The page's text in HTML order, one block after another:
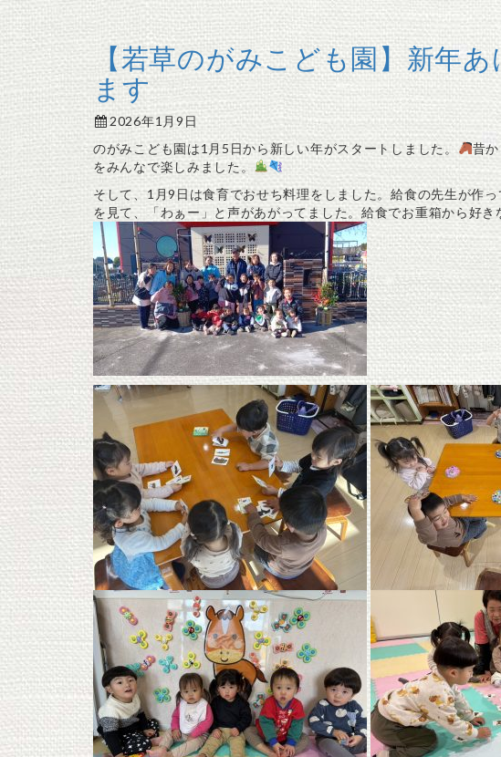
【若草のがみこども園】新年
ます
2026年1月9日
のがみこども園は1月5日から新しい年がスタートしました。
昔
をみんなで楽しみました。
そして、1月9日は食育でおせち料理をしました。給食の先生が作
を見て、「わぁー」と声があがってました。給食でお重箱から好き